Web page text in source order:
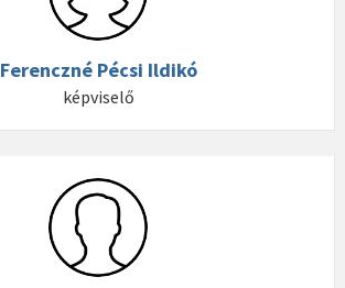
Ferenczné Pécsi Ildikó
képviselő